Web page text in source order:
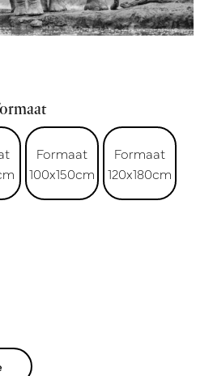
Formaat
100x150cm
Formaat
120x180cm